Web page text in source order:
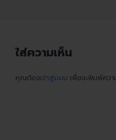
ใส่ความเห็น
คุณต้องเข้าสู่ระบบ เพื่อจะพิมพ์ควา